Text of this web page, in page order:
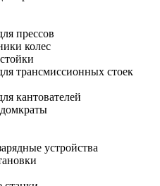
прессов
колес
трансмиссионных стоек
кантователей
устройства